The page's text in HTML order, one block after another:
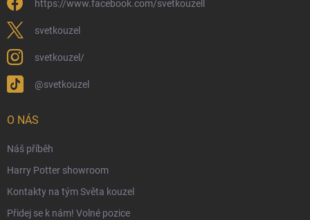
Věrnostní program
Velkoobchod
Ekologické balení objednávek
Podmínky ochrany osobních údajů
Ochranné známky a autorská práva
https://www.facebook.com/svetkouzell
svetkouzel
svetkouzel/
@svetkouzel
O NÁS
Náš příběh
Harry Potter showroom
Kontakty na tým Světa kouzel
Přidej se k nám! Volné pozice